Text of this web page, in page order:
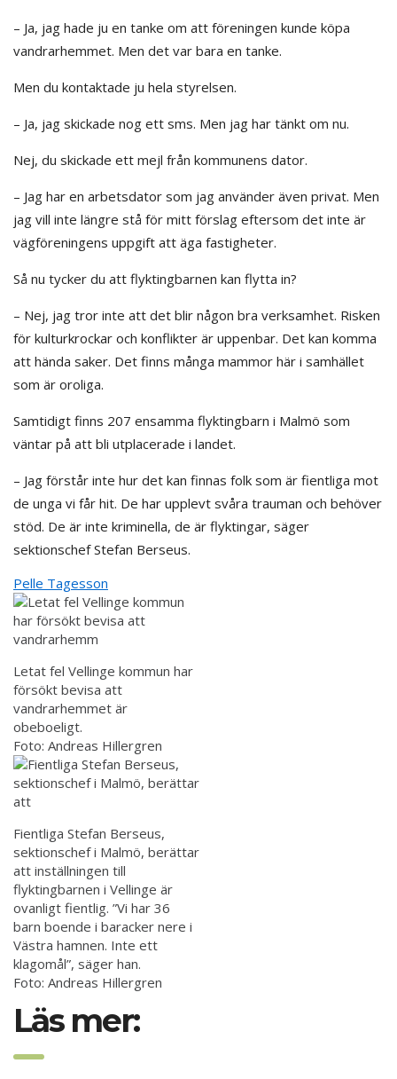
– Ja, jag hade ju en tanke om att föreningen kunde köpa
vandrarhemmet. Men det var bara en tanke.
Men du kontaktade ju hela styrelsen.
– Ja, jag skickade nog ett sms. Men jag har tänkt om nu.
Nej, du skickade ett mejl från kommunens dator.
– Jag har en arbetsdator som jag använder även privat. Men
jag vill inte längre stå för mitt förslag eftersom det inte är
vägföreningens uppgift att äga fastigheter.
Så nu tycker du att flyktingbarnen kan flytta in?
– Nej, jag tror inte att det blir någon bra verksamhet. Risken
för kulturkrockar och konflikter är uppenbar. Det kan komma
att hända saker. Det finns många mammor här i samhället
som är oroliga.
Samtidigt finns 207 ensamma flyktingbarn i Malmö som
väntar på att bli utplacerade i landet.
– Jag förstår inte hur det kan finnas folk som är fientliga mot
de unga vi får hit. De har upplevt svåra trauman och behöver
stöd. De är inte kriminella, de är flyktingar, säger
sektionschef Stefan Berseus.
Pelle Tagesson
Letat fel Vellinge kommun har
försökt bevisa att
vandrarhemmet är
obeboeligt.
Foto: Andreas Hillergren
Fientliga Stefan Berseus,
sektionschef i Malmö, berättar
att inställningen till
flyktingbarnen i Vellinge är
ovanligt fientlig. ”Vi har 36
barn boende i baracker nere i
Västra hamnen. Inte ett
klagomål”, säger han.
Foto: Andreas Hillergren
Läs mer: